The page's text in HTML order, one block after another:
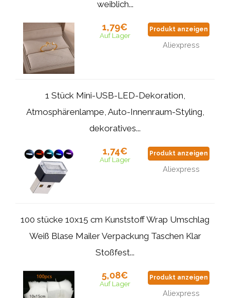
weiblich...
1,79€
Auf Lager
Produkt anzeigen
Aliexpress
1 Stück Mini-USB-LED-Dekoration,
Atmosphärenlampe, Auto-Innenraum-Styling,
dekoratives...
1,74€
Auf Lager
Produkt anzeigen
Aliexpress
100 stücke 10x15 cm Kunststoff Wrap Umschlag
Weiß Blase Mailer Verpackung Taschen Klar
Stoßfest...
5,08€
Auf Lager
Produkt anzeigen
Aliexpress